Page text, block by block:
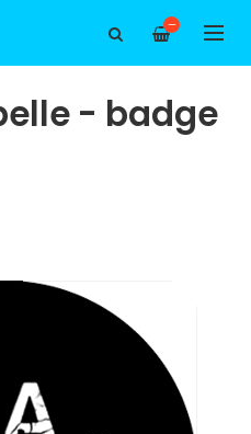
—
- badge